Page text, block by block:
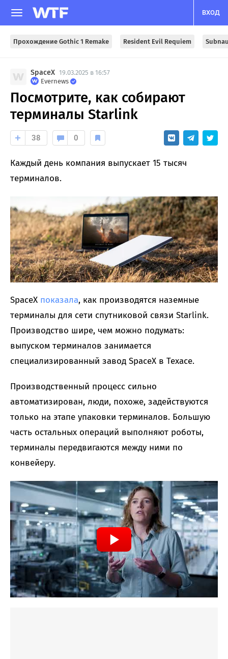
ВХОД
Прохождение Gothic 1 Remake Resident Evil Requiem
SpaceX 19.03.2025 в 16:57
Evernews
Посмотрите, как собирают
терминалы Starlink
38 0
Каждый день компания выпускает 15 тысяч
терминалов.
SpaceX показала, как производятся наземные
терминалы для сети спутниковой связи Starlink.
Производство шире, чем можно подумать:
выпуском терминалов занимается
специализированный завод SpaceX в Техасе.
Производственный процесс сильно
автоматизирован, люди, похоже, задействуются
только на этапе упаковки терминалов. Большую
часть остальных операций выполняют роботы,
терминалы передвигаются между ними по
конвейеру.